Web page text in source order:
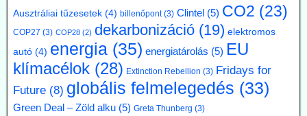
2026.07.17. Blackout News: A német RWE
vezérigazgatója a német - az uniós vállalásoknál
5 évvel előbbre hozott - klímacélok eltörlését kéri
Markus Krebber, az RWE vezérigazgatója azt követeli, hogy
hosszabbítsák meg a német klímacélok elérése határidejét, és a
klímasemlegességet 2045-ről 2050-re halasszák el. Úgy véli, hogy a
korábbi, az EU 2050-es célévétől eltérő német „különút” gazdasági
szempontból káros és klímapolitikai szempontból hatástalan.
Ausztráliai tűzesetek (4) billenőpont(3) Clintel (5) CO2 (23)
COP27 (3) COP28 (2) dekarbonizáció (19) elektromos
autó (4) energia (35) energiatárolás (5) EU
klímacélok (28) Extinction Rebellion (3) Fridays for
Future (8) globális felmelegedés (33)
Green Deal – Zöld alku (5) Greta Thunberg (3)